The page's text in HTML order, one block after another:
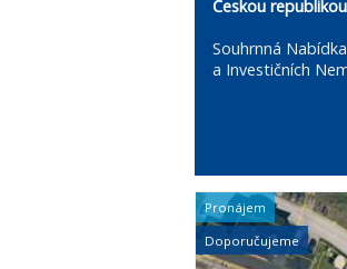
Českou republikou
Souhrnná
a Investičních
Pronájem
Doporučujeme